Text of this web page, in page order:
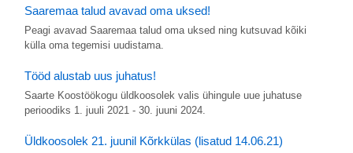
Saaremaa talud avavad oma uksed!
Peagi avavad Saaremaa talud oma uksed ning kutsuvad kõiki
külla oma tegemisi uudistama.
Tööd alustab uus juhatus!
Saarte Koostöökogu üldkoosolek valis ühingule uue juhatuse
perioodiks 1. juuli 2021 - 30. juuni 2024.
Üldkoosolek 21. juunil Kõrkkülas (lisatud 14.06.21)